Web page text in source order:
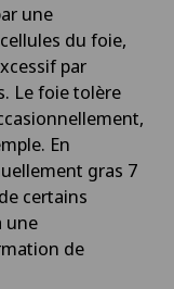
une
du foie,
par
Le foie tolère
En
gras 7
certains
une
de